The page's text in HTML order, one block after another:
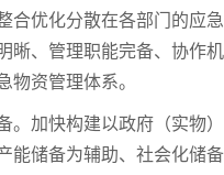
合优化分散在各部门的应急
晰、管理职能完备、协作机
物资管理体系。
加快构建以政府（实物）
能储备为辅助、社会化储备